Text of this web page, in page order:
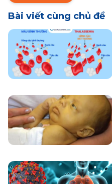
Bài viết cùng chủ đề